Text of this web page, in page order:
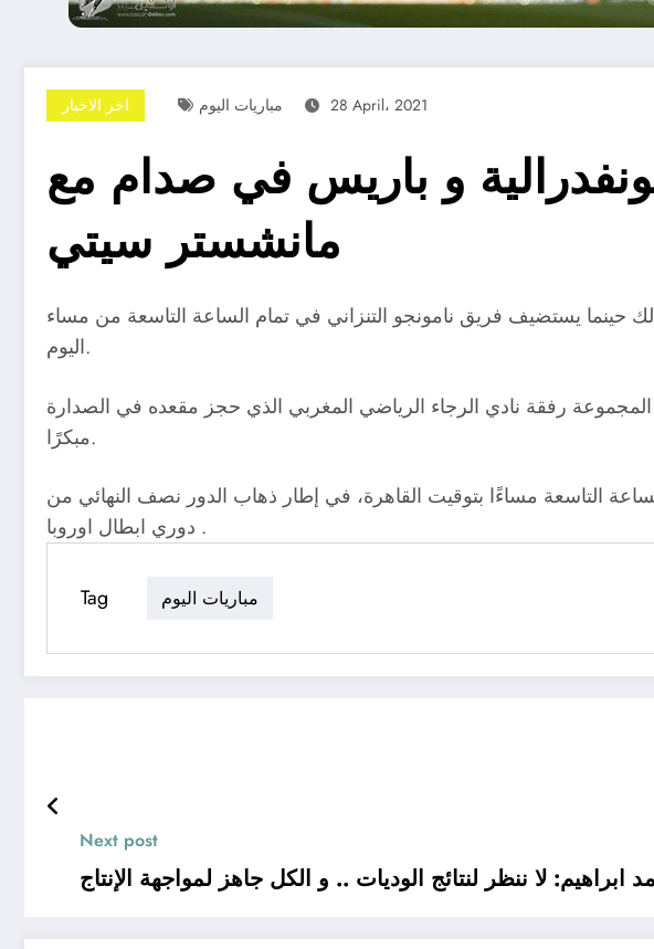
اخر الاخبار مباريات اليوم 28 April، 2021
و باريس في صدام مع
مانشستر سيتي
حينما يستضيف فريق نامونجو التنزاني في تمام الساعة التاسعة من مساء
اليوم.
المجموعة رفقة نادي الرجاء الرياضي المغربي الذي حجز مقعده في الصدارة
مبكرًا.
التاسعة مساءًا بتوقيت القاهرة، في إطار ذهاب الدور نصف النهائي من
دوري ابطال اوروبا .
Tag مباريات اليوم
Next post
ابراهيم: لا ننظر لنتائج الوديات .. و الكل جاهز لمواجهة الإنتاج